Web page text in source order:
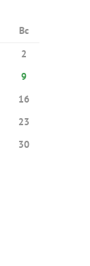
Вс
2
9
16
23
30